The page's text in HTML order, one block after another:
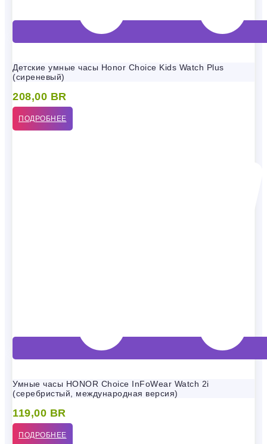
Детские умные часы Honor Choice Kids Watch Plus
(сиреневый)
208,00 BR
ПОДРОБНЕЕ
Умные часы HONOR Choice InFoWear Watch 2i
(серебристый, международная версия)
119,00 BR
ПОДРОБНЕЕ